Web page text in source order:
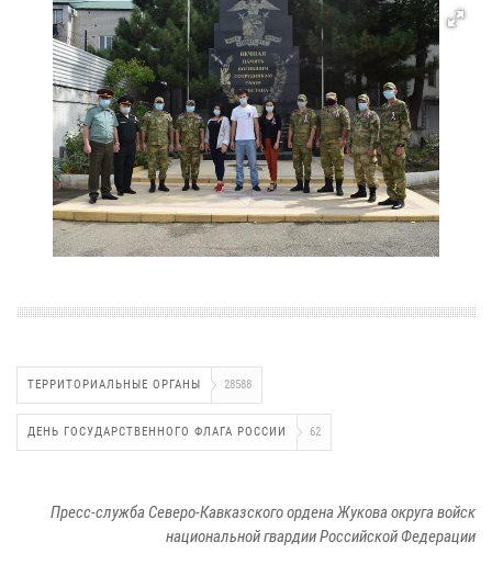
ТЕРРИТОРИАЛЬНЫЕ ОРГАНЫ 28588
ДЕНЬ ГОСУДАРСТВЕННОГО ФЛАГА РОССИИ 62
Пресс-служба Северо-Кавказского ордена Жукова округа войск
национальной гвардии Российской Федерации